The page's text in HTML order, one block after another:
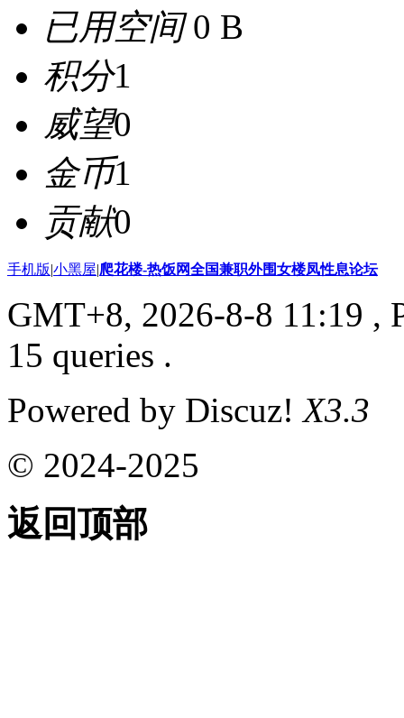
已用空间0 B
积分1
威望0
金币1
贡献0
手机版|小黑屋|爬花楼-热饭网全国兼职外围女楼凤性息论坛
GMT+8, 2026-8-8 11:19 ,
15 queries .
Powered by Discuz!X3.3
© 2024-2025
返回顶部